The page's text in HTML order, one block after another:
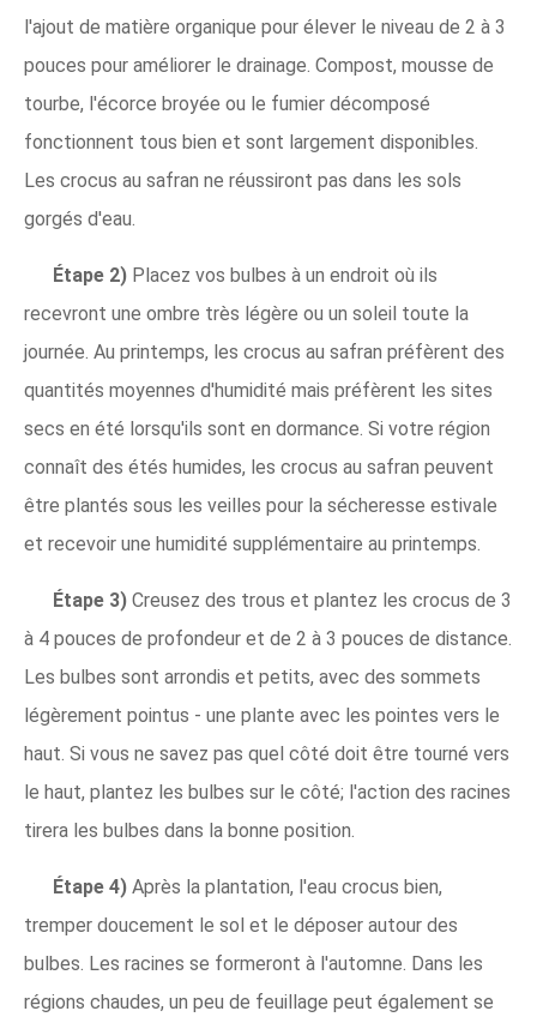
l'ajout de matière organique pour élever le niveau de 2 à 3
pouces pour améliorer le drainage. Compost, mousse de
tourbe, l'écorce broyée ou le fumier décomposé
fonctionnent tous bien et sont largement disponibles.
Les crocus au safran ne réussiront pas dans les sols
gorgés d'eau.
Étape 2) Placez vos bulbes à un endroit où ils
recevront une ombre très légère ou un soleil toute la
journée. Au printemps, les crocus au safran préfèrent des
quantités moyennes d'humidité mais préfèrent les sites
secs en été lorsqu'ils sont en dormance. Si votre région
connaît des étés humides, les crocus au safran peuvent
être plantés sous les veilles pour la sécheresse estivale
et recevoir une humidité supplémentaire au printemps.
Étape 3) Creusez des trous et plantez les crocus de 3
à 4 pouces de profondeur et de 2 à 3 pouces de distance.
Les bulbes sont arrondis et petits, avec des sommets
légèrement pointus - une plante avec les pointes vers le
haut. Si vous ne savez pas quel côté doit être tourné vers
le haut, plantez les bulbes sur le côté; l'action des racines
tirera les bulbes dans la bonne position.
Étape 4) Après la plantation, l'eau crocus bien,
tremper doucement le sol et le déposer autour des
bulbes. Les racines se formeront à l'automne. Dans les
régions chaudes, un peu de feuillage peut également se